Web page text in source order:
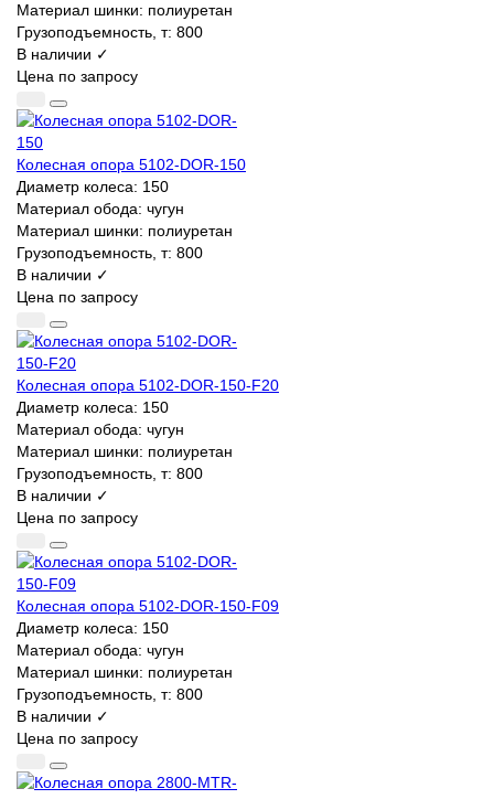
Материал шинки: полиуретан
Грузоподъемность, т: 800
В наличии ✓
Цена по запросу
Колесная опора 5102-DOR-150
Диаметр колеса: 150
Материал обода: чугун
Материал шинки: полиуретан
Грузоподъемность, т: 800
В наличии ✓
Цена по запросу
Колесная опора 5102-DOR-150-F20
Диаметр колеса: 150
Материал обода: чугун
Материал шинки: полиуретан
Грузоподъемность, т: 800
В наличии ✓
Цена по запросу
Колесная опора 5102-DOR-150-F09
Диаметр колеса: 150
Материал обода: чугун
Материал шинки: полиуретан
Грузоподъемность, т: 800
В наличии ✓
Цена по запросу